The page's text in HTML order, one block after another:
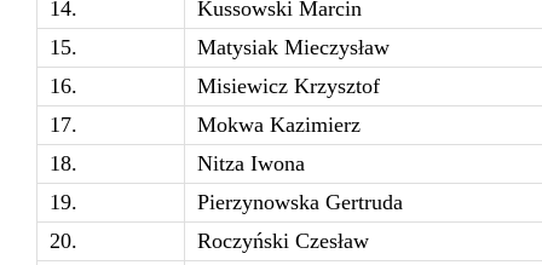
14.
Kussowski Marcin
15.
Matysiak Mieczysław
16.
Misiewicz Krzysztof
17.
Mokwa Kazimierz
18.
Nitza Iwona
19.
Pierzynowska Gertruda
20.
Roczyński Czesław